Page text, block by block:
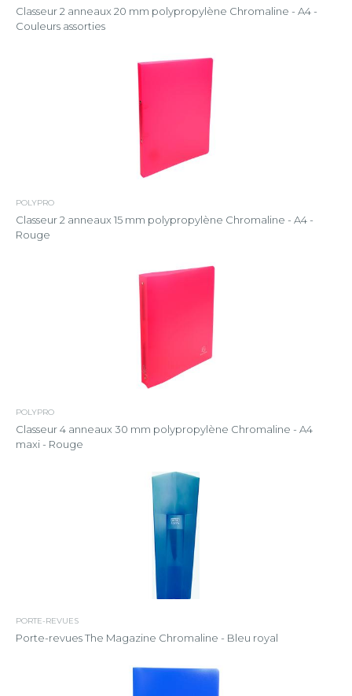
Classeur 2 anneaux 20 mm polypropylène Chromaline - A4 -
Couleurs assorties
POLYPRO
Classeur 2 anneaux 15 mm polypropylène Chromaline - A4 -
Rouge
POLYPRO
Classeur 4 anneaux 30 mm polypropylène Chromaline - A4
maxi - Rouge
PORTE-REVUES
Porte-revues The Magazine Chromaline - Bleu royal